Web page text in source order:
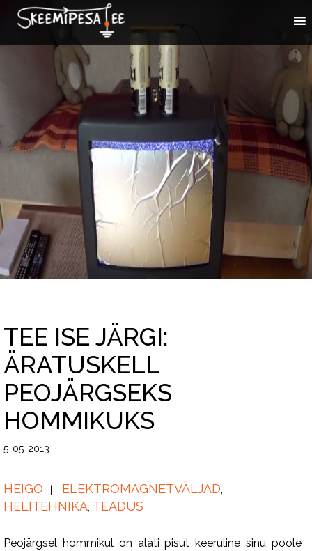
TEE ISE JÄRGI:
ÄRATUSKELL
PEOJÄRGSEKS
HOMMIKUKS
5-05-2013
HEIGO ELEKTROMAGNETVÄLJAD
HELITEHNIKA TEADUS
Peojärgsel hommikul on alati pisut keeruline sinu poole